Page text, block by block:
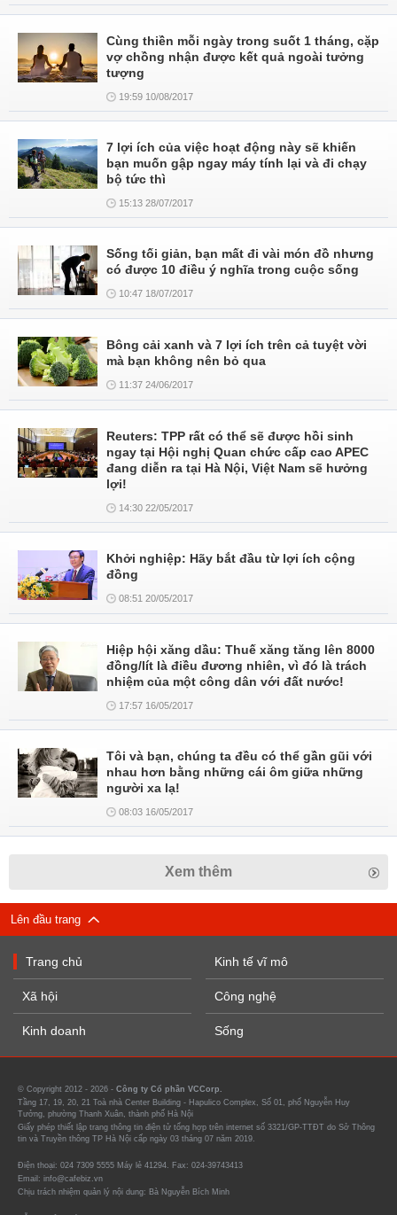
Cùng thiền mỗi ngày trong suốt 1 tháng, cặp
vợ chồng nhận được kết quả ngoài tưởng
tượng
19:59 10/08/2017
7 lợi ích của việc hoạt động này sẽ khiến
bạn muốn gập ngay máy tính lại và đi chạy
bộ tức thì
15:13 28/07/2017
Sống tối giản, bạn mất đi vài món đồ nhưng
có được 10 điều ý nghĩa trong cuộc sống
10:47 18/07/2017
Bông cải xanh và 7 lợi ích trên cả tuyệt vời
mà bạn không nên bỏ qua
11:37 24/06/2017
Reuters: TPP rất có thể sẽ được hồi sinh
ngay tại Hội nghị Quan chức cấp cao APEC
đang diễn ra tại Hà Nội, Việt Nam sẽ hưởng
lợi!
14:30 22/05/2017
Khởi nghiệp: Hãy bắt đầu từ lợi ích cộng
đồng
08:51 20/05/2017
Hiệp hội xăng dầu: Thuế xăng tăng lên 8000
đồng/lít là điều đương nhiên, vì đó là trách
nhiệm của một công dân với đất nước!
17:57 16/05/2017
Tôi và bạn, chúng ta đều có thể gần gũi với
nhau hơn bằng những cái ôm giữa những
người xa lạ!
08:03 16/05/2017
Xem thêm
Lên đầu trang
Trang chủ
Xã hội
Kinh doanh
Kinh tế vĩ mô
Công nghệ
Sống
© Copyright 2012 - 2026 - Công ty Cổ phần VCCorp.
Tầng 17, 19, 20, 21 Toà nhà Center Building - Hapulico Complex, Số 01, phố Nguyễn Huy
Tưởng, phường Thanh Xuân, thành phố Hà Nội
Giấy phép thiết lập trang thông tin điện tử tổng hợp trên internet số 3321/GP-TTĐT do Sở Thông
tin và Truyền thông TP Hà Nội cấp ngày 03 tháng 07 năm 2019.
Điện thoại: 024 7309 5555 Máy lẻ 41294. Fax: 024-39743413
Email: info@cafebiz.vn
Chịu trách nhiệm quản lý nội dung: Bà Nguyễn Bích Minh